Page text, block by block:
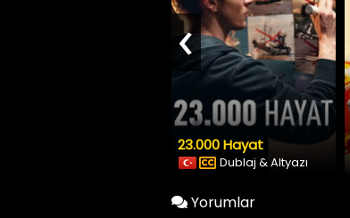
23.000 Hayat
Dublaj & Altyazı
‹
Yorumlar